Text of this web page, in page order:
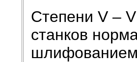
Степени V –
станков